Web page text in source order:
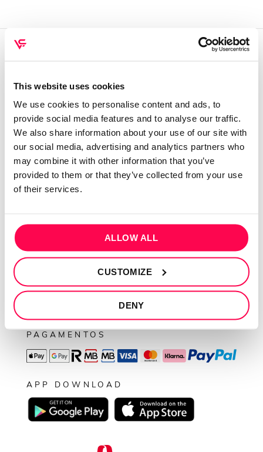
This website uses cookies
We use cookies to personalise content and ads, to
provide social media features and to analyse our traffic.
We also share information about your use of our site with
our social media, advertising and analytics partners who
may combine it with other information that you’ve
provided to them or that they’ve collected from your use
of their services.
ALLOW ALL
CUSTOMIZE
DENY
Sobre mim
Contactos
Conta cliente
INFORMAÇÕES
Política de privacidade
Livro de reclamações
PAGAMENTOS
APP DOWNLOAD